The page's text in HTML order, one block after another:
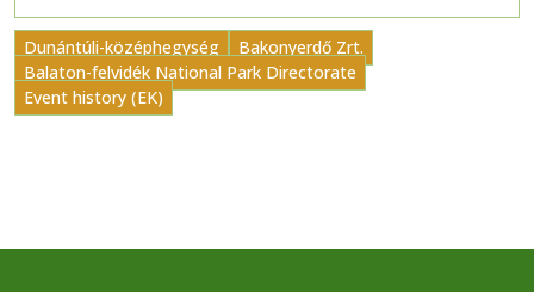
Dunántúli-középhegység
Bakonyerdő Zrt.
Balaton-felvidék National Park Directorate
Event history (EK)